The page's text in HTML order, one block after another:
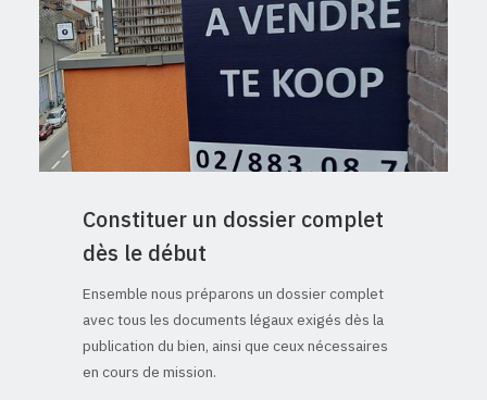
Constituer un dossier complet
dès le début
Ensemble nous préparons un dossier complet
avec tous les documents légaux exigés dès la
publication du bien, ainsi que ceux nécessaires
en cours de mission.